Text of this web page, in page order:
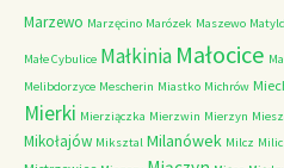
Marzewo Marzęcino Marózek Maszewo
Małe Cybulice Małkinia Małocice
Melibdorzyce Mescherin Miastko Michrów
Mierki Mierziączka Mierzwin Mierzyn
Mikołajów Miksztal Milanówek Milcz